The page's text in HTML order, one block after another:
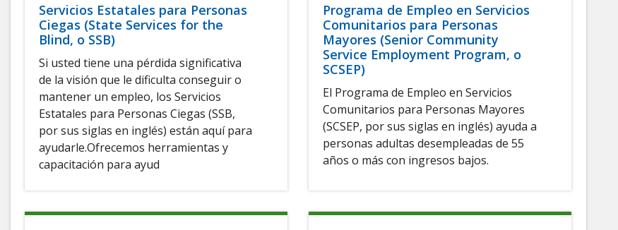
Servicios Estatales para Personas
Ciegas (State Services for the
Blind, o SSB)
Si usted tiene una pérdida significativa
de la visión que le dificulta conseguir o
mantener un empleo, los Servicios
Estatales para Personas Ciegas (SSB,
por sus siglas en inglés) están aquí para
ayudarle.Ofrecemos herramientas y
capacitación para ayud
Programa de Empleo en Servicios
Comunitarios para Personas
Mayores (Senior Community
Service Employment Program, o
SCSEP)
El Programa de Empleo en Servicios
Comunitarios para Personas Mayores
(SCSEP, por sus siglas en inglés) ayuda a
personas adultas desempleadas de 55
años o más con ingresos bajos.